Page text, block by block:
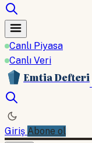
Canlı Piyasa
Canlı Veri
Emtia Defteri
Giriş Abone ol